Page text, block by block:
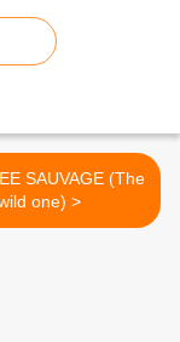
SAUVAGE (The
wild one) >